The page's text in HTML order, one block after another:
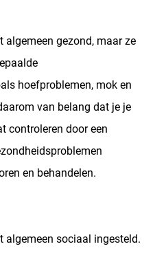
algemeen gezond, maar ze
hoefproblemen, mok en
van belang dat je je
controleren door een
en behandelen.
algemeen sociaal ingesteld.